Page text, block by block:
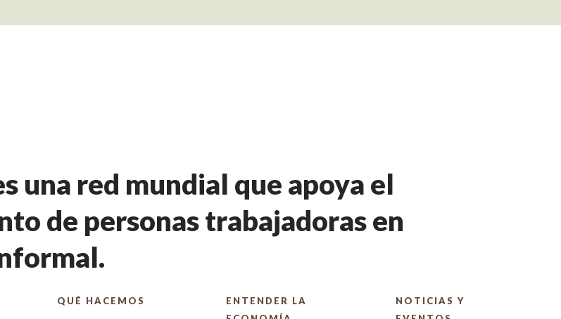
una red mundial que apoya el
de personas trabajadoras en
QUÉ HACEMOS
ENTENDER LA
NOTICIAS Y